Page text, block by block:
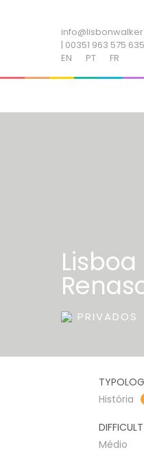
| 00351 963 575
EN
PT FR
Lisboa
PRIVADOS
História
Médio